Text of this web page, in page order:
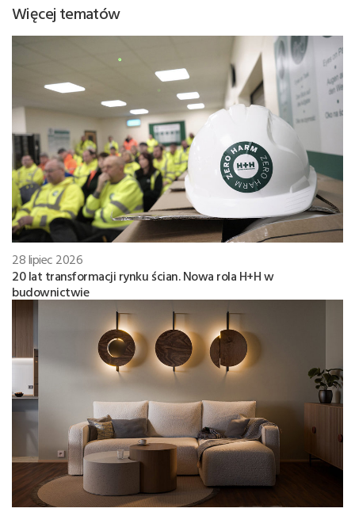
Więcej tematów
28 lipiec 2026
20 lat transformacji rynku ścian. Nowa rola H+H w
budownictwie